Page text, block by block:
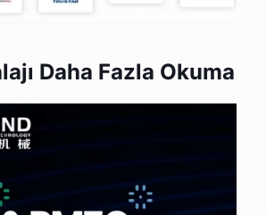
Daha Fazla Okuma